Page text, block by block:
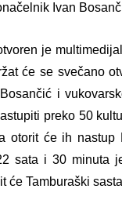
Ivan
je
će se svečano
i
preko 50
otorit će ih
sata i 30 minuta
će Tamburaški